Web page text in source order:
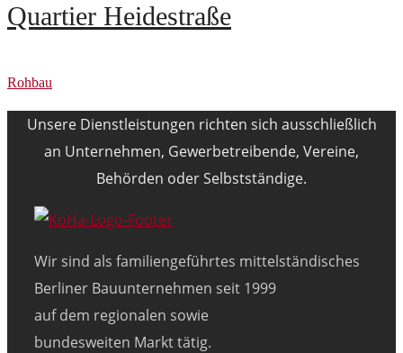
Quartier Heidestraße
Rohbau
Unsere Dienstleistungen richten sich ausschließlich
an Unternehmen, Gewerbetreibende, Vereine,
Behörden oder Selbstständige.
Wir sind als familiengeführtes mittelständisches
Berliner Bauunternehmen seit 1999
auf dem regionalen sowie
bundesweiten Markt tätig.